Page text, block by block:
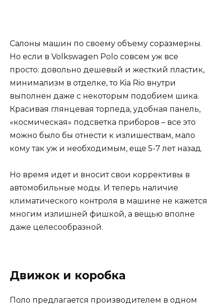
Салоны машин по своему объему соразмерны.
Но если в Volkswagen Polo совсем уж все
просто: довольно дешевый и жесткий пластик,
минимализм в отделке, то Kia Rio внутри
выполнен даже с некоторым подобием шика.
Красивая глянцевая торпеда, удобная панель,
«космическая» подсветка приборов – все это
можно было бы отнести к излишествам, мало
кому так уж и необходимым, еще 5-7 лет назад.
Но время идет и вносит свои коррективы в
автомобильные моды. И теперь наличие
климатического контроля в машине не кажется
многим излишней фишкой, а вещью вполне
даже целесообразной.
Движок и коробка
Поло предлагается производителем в одном